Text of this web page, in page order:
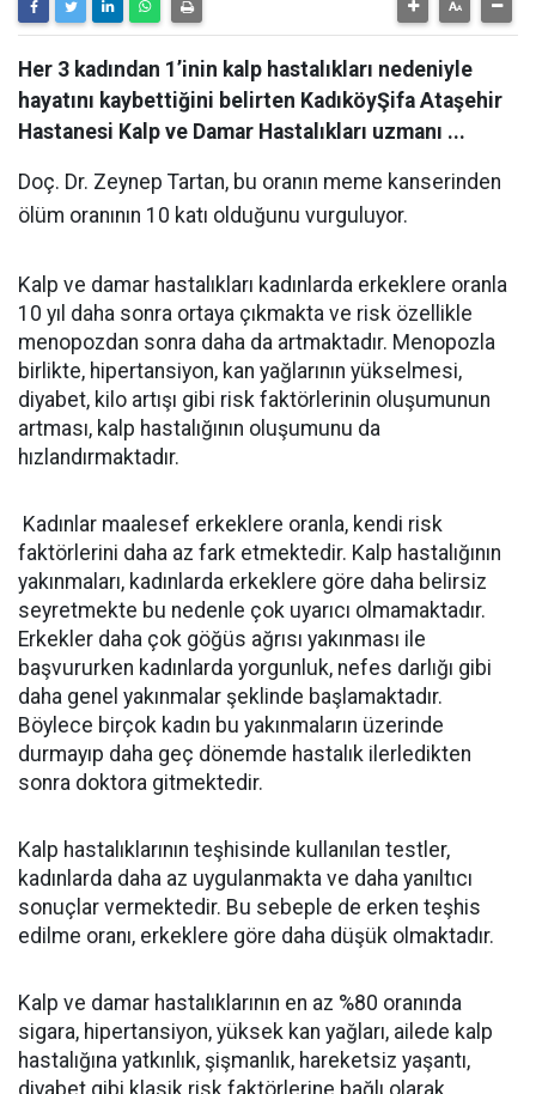
Her 3 kadından 1’inin kalp hastalıkları nedeniyle
hayatını kaybettiğini belirten KadıköyŞifa Ataşehir
Hastanesi Kalp ve Damar Hastalıkları uzmanı ...
Doç. Dr. Zeynep Tartan, bu oranın meme kanserinden
ölüm oranının 10 katı olduğunu vurguluyor.
Kalp ve damar hastalıkları kadınlarda erkeklere oranla
10 yıl daha sonra ortaya çıkmakta ve risk özellikle
menopozdan sonra daha da artmaktadır. Menopozla
birlikte, hipertansiyon, kan yağlarının yükselmesi,
diyabet, kilo artışı gibi risk faktörlerinin oluşumunun
artması, kalp hastalığının oluşumunu da
hızlandırmaktadır.
Kadınlar maalesef erkeklere oranla, kendi risk
faktörlerini daha az fark etmektedir. Kalp hastalığının
yakınmaları, kadınlarda erkeklere göre daha belirsiz
seyretmekte bu nedenle çok uyarıcı olmamaktadır.
Erkekler daha çok göğüs ağrısı yakınması ile
başvururken kadınlarda yorgunluk, nefes darlığı gibi
daha genel yakınmalar şeklinde başlamaktadır.
Böylece birçok kadın bu yakınmaların üzerinde
durmayıp daha geç dönemde hastalık ilerledikten
sonra doktora gitmektedir.
Kalp hastalıklarının teşhisinde kullanılan testler,
kadınlarda daha az uygulanmakta ve daha yanıltıcı
sonuçlar vermektedir. Bu sebeple de erken teşhis
edilme oranı, erkeklere göre daha düşük olmaktadır.
Kalp ve damar hastalıklarının en az %80 oranında
sigara, hipertansiyon, yüksek kan yağları, ailede kalp
hastalığına yatkınlık, şişmanlık, hareketsiz yaşantı,
diyabet gibi klasik risk faktörlerine bağlı olarak